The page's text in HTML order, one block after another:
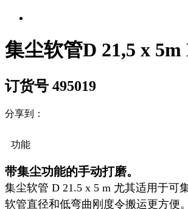
集尘软管D 21,5 x
订货号 495019
分享到：
功能
带集尘功能的手动打磨。
集尘软管 D 21.5 x 5 m 尤其适用于可
软管直径和低弯曲刚度令搬运更方便